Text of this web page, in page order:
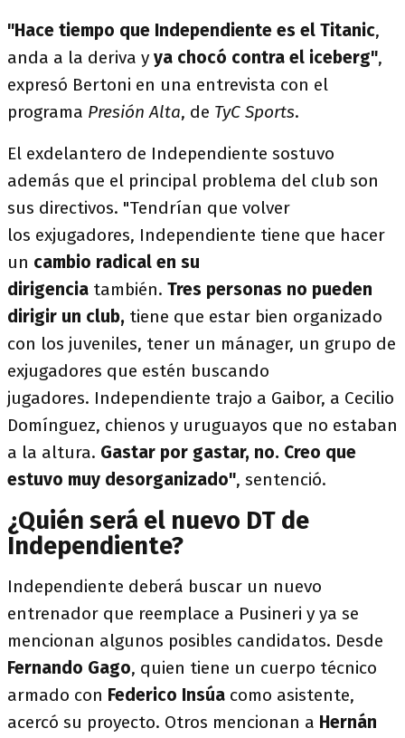
"Hace tiempo que Independiente es el Titanic,
anda a la deriva y ya chocó contra el iceberg",
expresó Bertoni en una entrevista con el
programa Presión Alta, de TyC Sports.
El exdelantero de Independiente sostuvo
además que el principal problema del club son
sus directivos. "Tendrían que volver
los exjugadores, Independiente tiene que hacer
un cambio radical en su
dirigencia también. Tres personas no pueden
dirigir un club, tiene que estar bien organizado
con los juveniles, tener un mánager, un grupo de
exjugadores que estén buscando
jugadores. Independiente trajo a Gaibor, a Cecilio
Domínguez, chienos y uruguayos que no estaban
a la altura. Gastar por gastar, no. Creo que
estuvo muy desorganizado", sentenció.
¿Quién será el nuevo DT de
Independiente?
Independiente deberá buscar un nuevo
entrenador que reemplace a Pusineri y ya se
mencionan algunos posibles candidatos. Desde
Fernando Gago, quien tiene un cuerpo técnico
armado con Federico Insúa como asistente,
acercó su proyecto. Otros mencionan a Hernán